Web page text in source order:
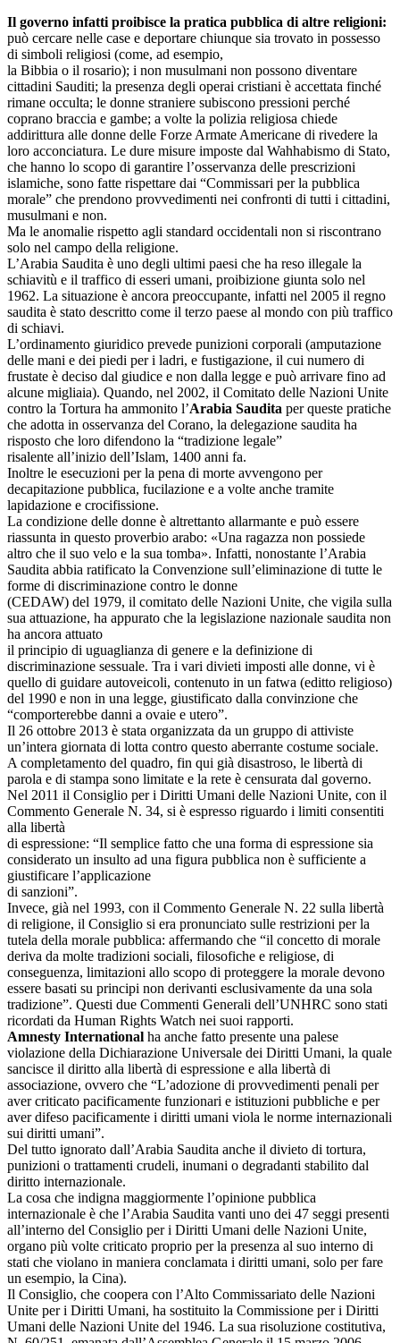
Il governo infatti proibisce la pratica pubblica di altre religioni:
può cercare nelle case e deportare chiunque sia trovato in possesso
di simboli religiosi (come, ad esempio,
la Bibbia o il rosario); i non musulmani non possono diventare
cittadini Sauditi; la presenza degli operai cristiani è accettata finché
rimane occulta; le donne straniere subiscono pressioni perché
coprano braccia e gambe; a volte la polizia religiosa chiede
addirittura alle donne delle Forze Armate Americane di rivedere la
loro acconciatura. Le dure misure imposte dal Wahhabismo di Stato,
che hanno lo scopo di garantire l’osservanza delle prescrizioni
islamiche, sono fatte rispettare dai “Commissari per la pubblica
morale” che prendono provvedimenti nei confronti di tutti i cittadini,
musulmani e non.
Ma le anomalie rispetto agli standard occidentali non si riscontrano
solo nel campo della religione.
L’Arabia Saudita è uno degli ultimi paesi che ha reso illegale la
schiavitù e il traffico di esseri umani, proibizione giunta solo nel
1962. La situazione è ancora preoccupante, infatti nel 2005 il regno
saudita è stato descritto come il terzo paese al mondo con più traffico
di schiavi.
L’ordinamento giuridico prevede punizioni corporali (amputazione
delle mani e dei piedi per i ladri, e fustigazione, il cui numero di
frustate è deciso dal giudice e non dalla legge e può arrivare fino ad
alcune migliaia). Quando, nel 2002, il Comitato delle Nazioni Unite
contro la Tortura ha ammonito l’Arabia Saudita per queste pratiche
che adotta in osservanza del Corano, la delegazione saudita ha
risposto che loro difendono la “tradizione legale”
risalente all’inizio dell’Islam, 1400 anni fa.
Inoltre le esecuzioni per la pena di morte avvengono per
decapitazione pubblica, fucilazione e a volte anche tramite
lapidazione e crocifissione.
La condizione delle donne è altrettanto allarmante e può essere
riassunta in questo proverbio arabo: «Una ragazza non possiede
altro che il suo velo e la sua tomba». Infatti, nonostante l’Arabia
Saudita abbia ratificato la Convenzione sull’eliminazione di tutte le
forme di discriminazione contro le donne
(CEDAW) del 1979, il comitato delle Nazioni Unite, che vigila sulla
sua attuazione, ha appurato che la legislazione nazionale saudita non
ha ancora attuato
il principio di uguaglianza di genere e la definizione di
discriminazione sessuale. Tra i vari divieti imposti alle donne, vi è
quello di guidare autoveicoli, contenuto in un fatwa (editto religioso)
del 1990 e non in una legge, giustificato dalla convinzione che
“comporterebbe danni a ovaie e utero”.
Il 26 ottobre 2013 è stata organizzata da un gruppo di attiviste
un’intera giornata di lotta contro questo aberrante costume sociale.
A completamento del quadro, fin qui già disastroso, le libertà di
parola e di stampa sono limitate e la rete è censurata dal governo.
Nel 2011 il Consiglio per i Diritti Umani delle Nazioni Unite, con il
Commento Generale N. 34, si è espresso riguardo i limiti consentiti
alla libertà
di espressione: “Il semplice fatto che una forma di espressione sia
considerato un insulto ad una figura pubblica non è sufficiente a
giustificare l’applicazione
di sanzioni”.
Invece, già nel 1993, con il Commento Generale N. 22 sulla libertà
di religione, il Consiglio si era pronunciato sulle restrizioni per la
tutela della morale pubblica: affermando che “il concetto di morale
deriva da molte tradizioni sociali, filosofiche e religiose, di
conseguenza, limitazioni allo scopo di proteggere la morale devono
essere basati su principi non derivanti esclusivamente da una sola
tradizione”. Questi due Commenti Generali dell’UNHRC sono stati
ricordati da Human Rights Watch nei suoi rapporti.
Amnesty International ha anche fatto presente una palese
violazione della Dichiarazione Universale dei Diritti Umani, la quale
sancisce il diritto alla libertà di espressione e alla libertà di
associazione, ovvero che “L’adozione di provvedimenti penali per
aver criticato pacificamente funzionari e istituzioni pubbliche e per
aver difeso pacificamente i diritti umani viola le norme internazionali
sui diritti umani”.
Del tutto ignorato dall’Arabia Saudita anche il divieto di tortura,
punizioni o trattamenti crudeli, inumani o degradanti stabilito dal
diritto internazionale.
La cosa che indigna maggiormente l’opinione pubblica
internazionale è che l’Arabia Saudita vanti uno dei 47 seggi presenti
all’interno del Consiglio per i Diritti Umani delle Nazioni Unite,
organo più volte criticato proprio per la presenza al suo interno di
stati che violano in maniera conclamata i diritti umani, solo per fare
un esempio, la Cina).
Il Consiglio, che coopera con l’Alto Commissariato delle Nazioni
Unite per i Diritti Umani, ha sostituito la Commissione per i Diritti
Umani delle Nazioni Unite del 1946. La sua risoluzione costitutiva,